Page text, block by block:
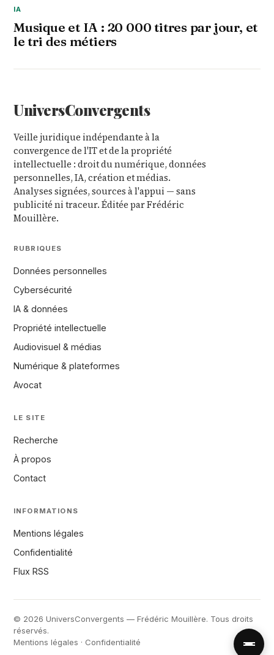
IA
Musique et IA : 20 000 titres par jour, et
le tri des métiers
UniversConvergents
Veille juridique indépendante à la
convergence de l'IT et de la propriété
intellectuelle : droit du numérique, données
personnelles, IA, création et médias.
Analyses signées, sources à l'appui — sans
publicité ni traceur. Éditée par Frédéric
Mouillère.
RUBRIQUES
Données personnelles
Cybersécurité
IA & données
Propriété intellectuelle
Audiovisuel & médias
Numérique & plateformes
Avocat
LE SITE
Recherche
À propos
Contact
INFORMATIONS
Mentions légales
Confidentialité
Flux RSS
© 2026 UniversConvergents — Frédéric Mouillère. Tous droits
réservés.
Mentions légales · Confidentialité